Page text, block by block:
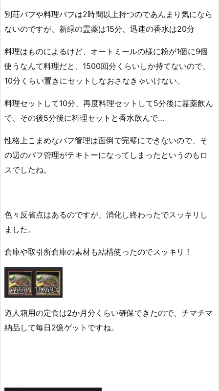
別荘バフや料理バフは2時間以上持つのであんまり気になら
ないのですが、新緑の霊薬は15分、迅速の香水は20分
料理はものによるけど、オートミールの様に粉が1個に9個
使うなんて料理だと、1500回分くらいしか持てないので、
10分くらい置きにセットしなおさなきゃいけない。
料理セットして10分、再度料理セットして5分後に霊薬飲ん
で、その後5分後に料理セットと香水飲んで…
性格上こまめなバフ管理は面倒で完璧にできないので、そ
の辺のバフ管理がテキトーになってしまったというのもロ
スでしたね。
色々反省点はあるのですが、消化し終わったでスッキリし
ました。
倉庫や取引所倉庫の素材も結構使ったのでスッキリ！
道人箱用の定食は2か月分くらい確保できたので、チマチマ
納品して毎日2億ゲットですね。